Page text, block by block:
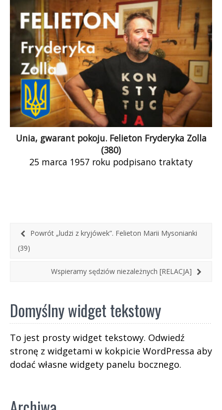
wpadał promyk nadziei. Była nią polityka wobec
Ukrainy, a także ostatnie próby naprawienia
Maciarewiczowskiej neutralizacji naszej armii.
Obserwujemy właśnie, jak polska polityka wobec
Ukrainy obraca się w zgliszcza. W czasie wojny
zaczynamy wojnę handlową z Ukraińcami. My
im nałożymy embargo na zboże, oni zakażą
wwozu naszych jabłek i ogórków.
Unia, gwarant pokoju. Felieton Fryderyka Zolla
(380)
25 marca 1957 roku podpisano traktaty
wojna między nimi stała się z istoty niemożliwa.
Doświadczenie II wojny światowej było tak
aby koszmar wojny nie mógł już nigdy się
Powrót „ludzi z kryjówek”. Felieton Marii Mysonianki
(39)
Wspieramy sędziów niezależnych [RELACJA]
Domyślny widget tekstowy
To jest prosty widget tekstowy. Odwiedź
stronę z widgetami w kokpicie WordPressa aby
dodać własne widgety panelu bocznego.